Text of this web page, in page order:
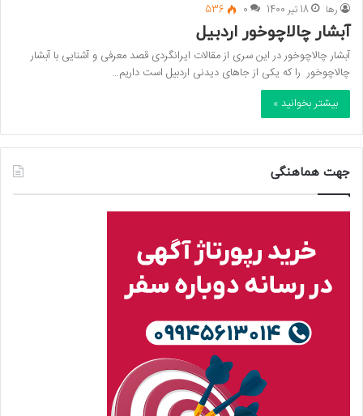
رها 18 تیر 1400 0
536
آبشار چالاچوخور اردبیل
آبشار چالاچوخور در این سری از مقالات ایرانگردی قصد معرفی و آشنایی با آبشار
چالاچوخور را که یکی از جاهای دیدنی اردبیل است داریم…
بیشتر بخوانید »
جهت هماهنگی